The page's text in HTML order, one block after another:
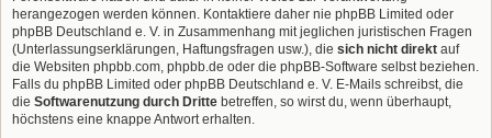
herangezogen werden können. Kontaktiere daher nie phpBB Limited oder
phpBB Deutschland e. V. in Zusammenhang mit jeglichen juristischen Fragen
(Unterlassungserklärungen, Haftungsfragen usw.), die sich nicht direkt auf
die Websiten phpbb.com, phpbb.de oder die phpBB-Software selbst beziehen.
Falls du phpBB Limited oder phpBB Deutschland e. V. E-Mails schreibst, die
die Softwarenutzung durch Dritte betreffen, so wirst du, wenn überhaupt,
höchstens eine knappe Antwort erhalten.